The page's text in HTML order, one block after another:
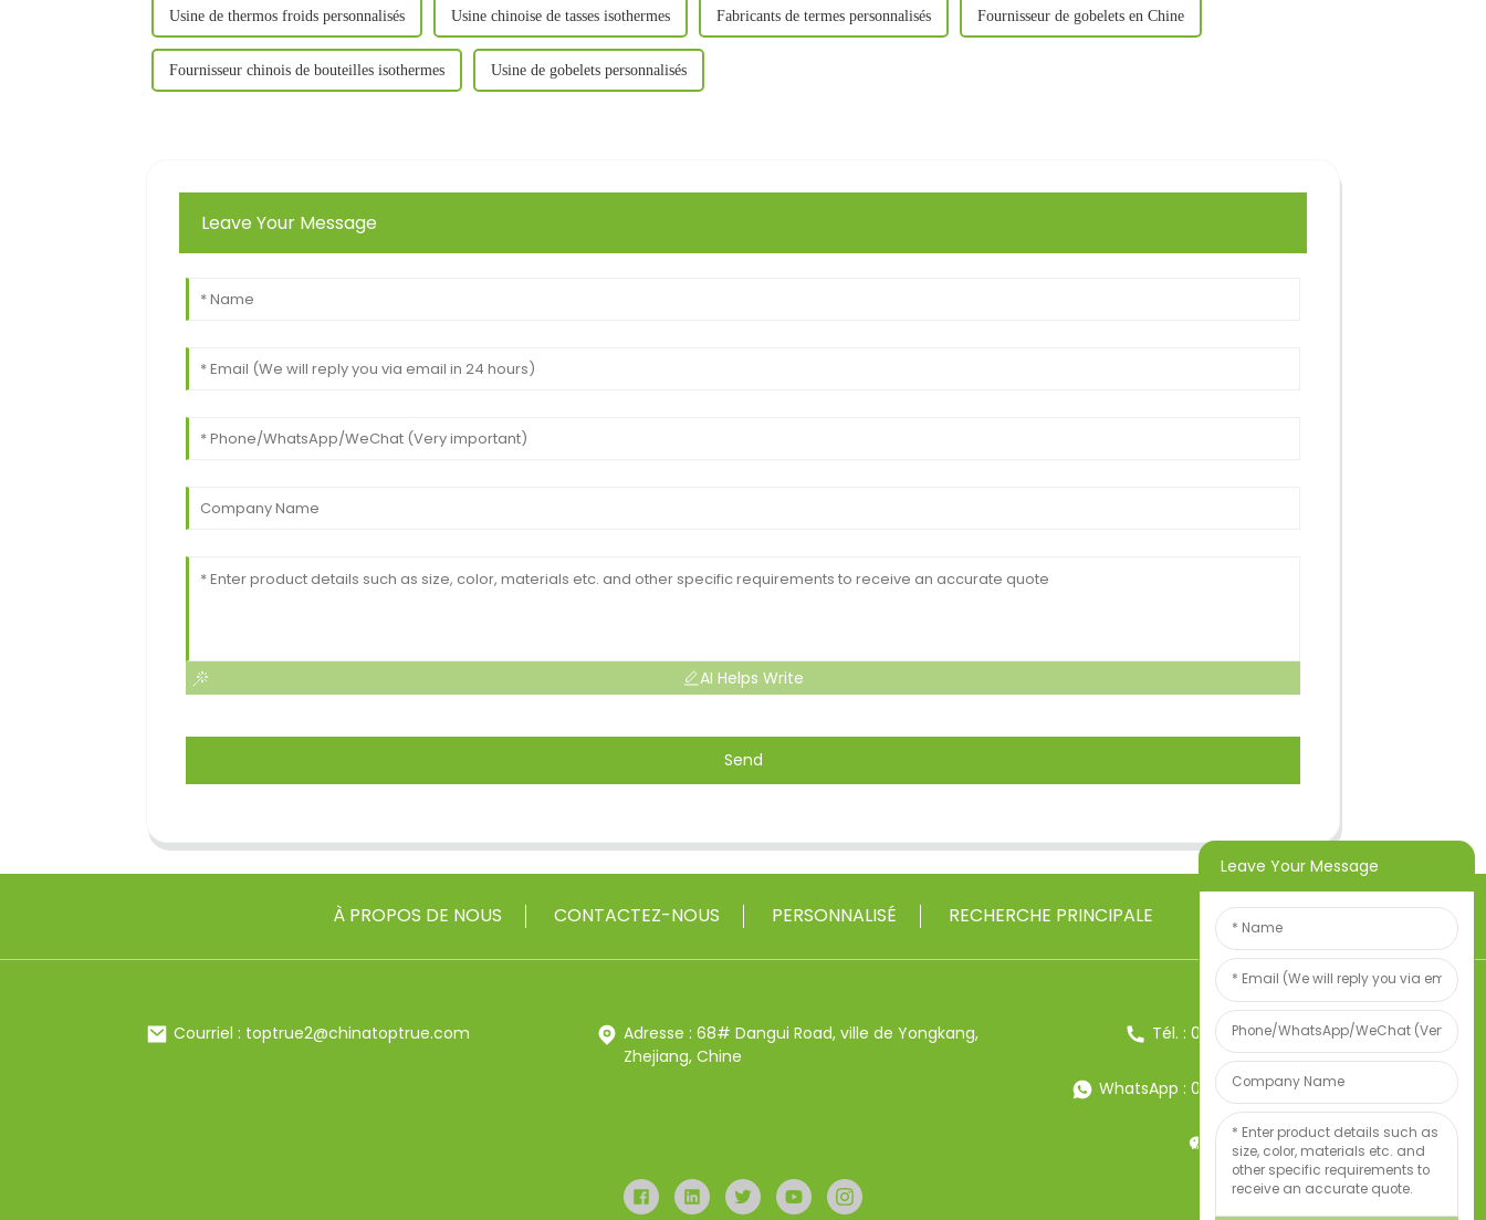
Usine de thermos froids personnalisés Usine chinoise de tasses isothermes Fabricants de termes personnalisés Fournisseur de gobelets en Chine
Fournisseur chinois de bouteilles isothermes Usine de gobelets personnalisés
Leave Your Message
AI Helps Write
Send
À PROPOS DE NOUS CONTACTEZ-NOUS PERSONNALISÉ RECHERCHE PRINCIPALE
Courriel : toptrue2@chinatoptrue.com
Adresse : 68# Dangui Road, ville de Yongkang,
Zhejiang, Chine
Tél. : 0086-13857957906
WhatsApp : 0086-13857957906
Poids:34247497
Leave Your Message